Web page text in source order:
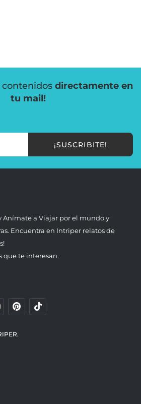
contenidos directamente en
tu mail!
¡SUSCRIBITE!
Anímate a Viajar por el mundo y
Encuentra en Intriper relatos de
que te interesan.